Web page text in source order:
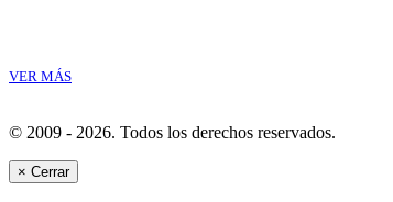
VER MÁS
© 2009 - 2026. Todos los derechos reservados.
× Cerrar